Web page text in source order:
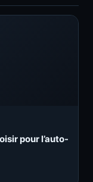
pour l’auto-